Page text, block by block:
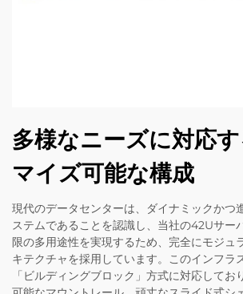
多様なニーズに対応
マイズ可能な構成
現代のデータセンターは、ダイナミックかつ
ステムであることを認識し、当社の42Uサー
限の多用途性を実現するため、完全にモジュ
キテクチャを採用しています。このインフラ
「ビルディングブロック」方式に対応してお